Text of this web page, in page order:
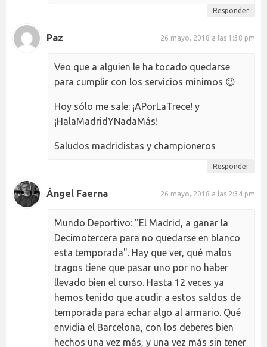
Responder
Paz 26 mayo, 2018 a las 1:38 pm
Veo que a alguien le ha tocado quedarse
para cumplir con los servicios mínimos 😉
Hoy sólo me sale: ¡APorLaTrece! y
¡HalaMadridYNadaMás!
Saludos madridistas y championeros
Responder
Ángel Faerna 26 mayo, 2018 a las 2:34 pm
Mundo Deportivo: "El Madrid, a ganar la
Decimotercera para no quedarse en blanco
esta temporada". Hay que ver, qué malos
tragos tiene que pasar uno por no haber
llevado bien el curso. Hasta 12 veces ya
hemos tenido que acudir a estos saldos de
temporada para echar algo al armario. Qué
envidia el Barcelona, con los deberes bien
hechos una vez más, y una vez más sin tener